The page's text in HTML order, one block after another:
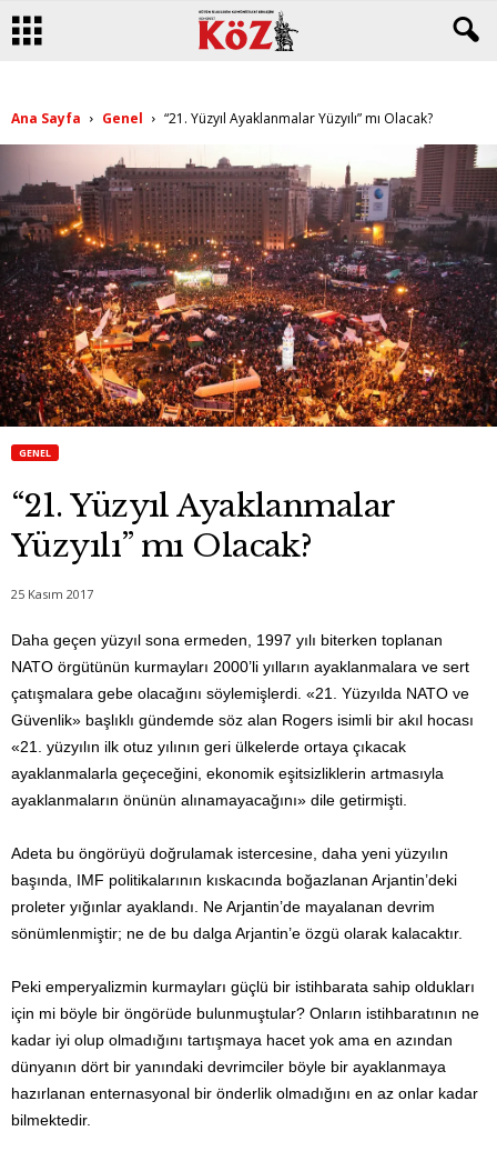
Ana Sayfa Genel “21. Yüzyıl Ayaklanmalar Yüzyılı” mı Olacak?
GENEL
“21. Yüzyıl Ayaklanmalar
Yüzyılı” mı Olacak?
25 Kasım 2017
Daha geçen yüzyıl sona ermeden, 1997 yılı biterken toplanan
NATO örgütünün kurmayları 2000’li yılların ayaklanmalara ve sert
çatışmalara gebe olacağını söylemişlerdi. «21. Yüzyılda NATO ve
Güvenlik» başlıklı gündemde söz alan Rogers isimli bir akıl hocası
«21. yüzyılın ilk otuz yılının geri ülkelerde ortaya çıkacak
ayaklanmalarla geçeceğini, ekonomik eşitsizliklerin artmasıyla
ayaklanmaların önünün alınamayacağını» dile getirmişti.
Adeta bu öngörüyü doğrulamak istercesine, daha yeni yüzyılın
başında, IMF politikalarının kıskacında boğazlanan Arjantin’deki
proleter yığınlar ayaklandı. Ne Arjantin’de mayalanan devrim
sönümlenmiştir; ne de bu dalga Arjantin’e özgü olarak kalacaktır.
Peki emperyalizmin kurmayları güçlü bir istihbarata sahip oldukları
için mi böyle bir öngörüde bulunmuştular? Onların istihbaratının ne
kadar iyi olup olmadığını tartışmaya hacet yok ama en azından
dünyanın dört bir yanındaki devrimciler böyle bir ayaklanmaya
hazırlanan enternasyonal bir önderlik olmadığını en az onlar kadar
bilmektedir.